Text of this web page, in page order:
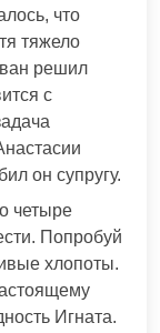
что
тяжело
решил
с
он супругу.
четыре
Попробуй
хлопоты.
Игната.